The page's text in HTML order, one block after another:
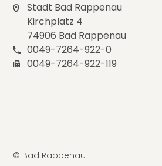
Stadt Bad Rappenau
Kirchplatz 4
74906 Bad Rappenau
0049-7264-922-0
0049-7264-922-119
© Bad Rappenau